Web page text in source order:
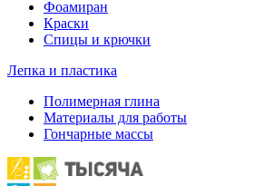
Фоамиран
Краски
Спицы и крючки
Лепка и пластика
Полимерная глина
Материалы для работы
Гончарные массы